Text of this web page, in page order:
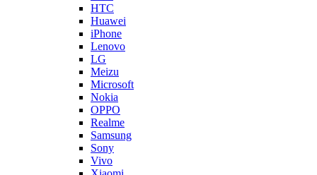
HTC
Huawei
iPhone
Lenovo
LG
Meizu
Microsoft
Nokia
OPPO
Realme
Samsung
Sony
Vivo